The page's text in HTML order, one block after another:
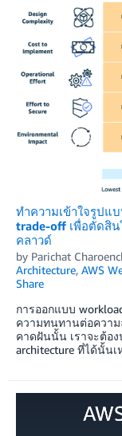
ทำความเข้าใจรูปแ
trade-off เพื่อตัดสิ
คลาวด์
by Parichat
Architecture, AWS
Share
การออกแบบ
ความทนทานต่อความ
คาดฝันนั้น เราจะต้อ
architecture ที่ได้นั้น